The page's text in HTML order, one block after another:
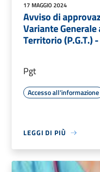
17 MAGGIO 2024
Avviso di
Variante
Territorio (P.G.T.)
Pgt
Accesso all'informazione
LEGGI DI PIÙ